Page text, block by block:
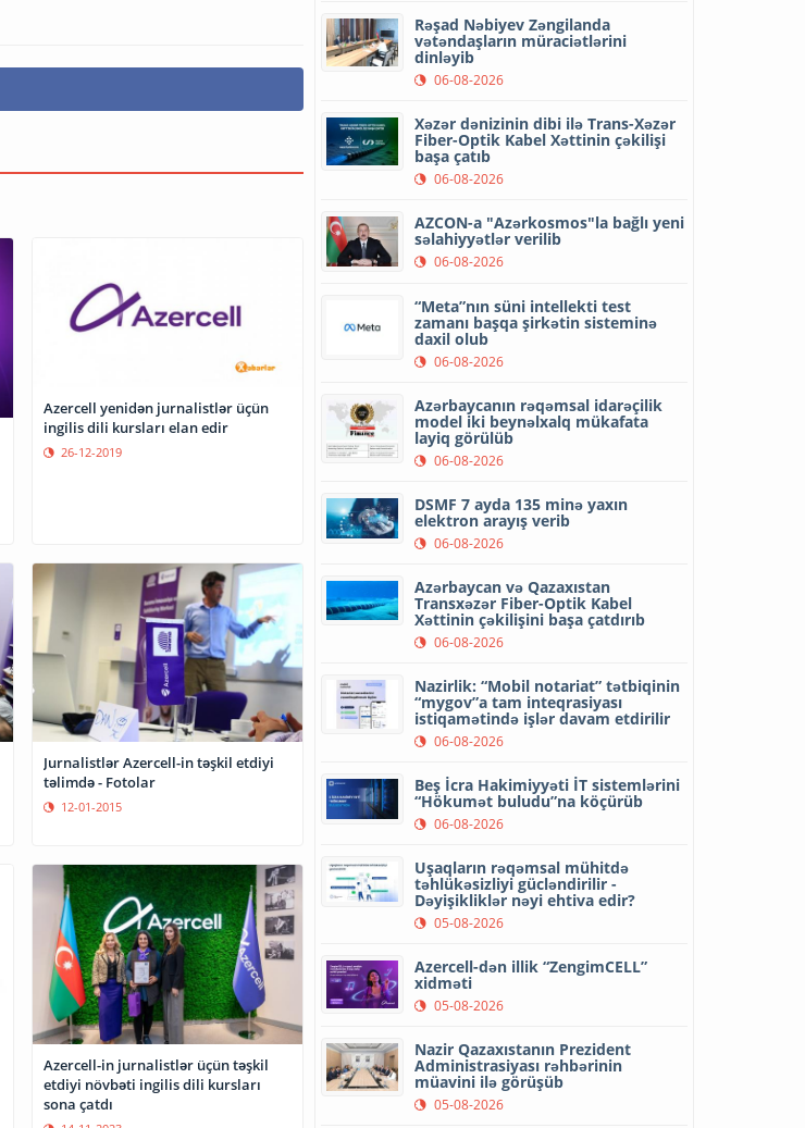
Azercell yenidən jurnalistlər üçün
ingilis dili kursları elan edir
26-12-2019
Jurnalistlər Azercell-in təşkil etdiyi
təlimdə - Fotolar
12-01-2015
Azercell-in jurnalistlər üçün təşkil
etdiyi növbəti ingilis dili kursları
sona çatdı
Rəşad Nəbiyev Zəngilanda
vətəndaşların müraciətlərini
dinləyib
06-08-2026
Xəzər dənizinin dibi ilə Trans-Xəzər
Fiber-Optik Kabel Xəttinin çəkilişi
başa çatıb
06-08-2026
AZCON-a "Azərkosmos"la bağlı yeni
səlahiyyətlər verilib
06-08-2026
“Meta”nın süni intellekti test
zamanı başqa şirkətin sisteminə
daxil olub
06-08-2026
Azərbaycanın rəqəmsal idarəçilik
model iki beynəlxalq mükafata
layiq görülüb
06-08-2026
DSMF 7 ayda 135 minə yaxın
elektron arayış verib
06-08-2026
Azərbaycan və Qazaxıstan
Transxəzər Fiber-Optik Kabel
Xəttinin çəkilişini başa çatdırıb
06-08-2026
Nazirlik: “Mobil notariat” tətbiqinin
“mygov”a tam inteqrasiyası
istiqamətində işlər davam etdirilir
06-08-2026
Beş İcra Hakimiyyəti İT sistemlərini
“Hökumət buludu”na köçürüb
06-08-2026
Uşaqların rəqəmsal mühitdə
təhlükəsizliyi gücləndirilir -
Dəyişikliklər nəyi ehtiva edir?
05-08-2026
Azercell-dən illik “ZengimCELL”
xidməti
05-08-2026
Nazir Qazaxıstanın Prezident
Administrasiyası rəhbərinin
müavini ilə görüşüb
05-08-2026